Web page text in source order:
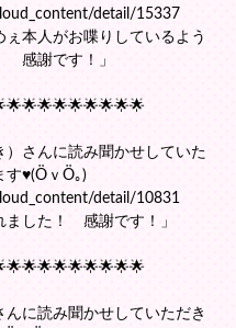
detail/15337
ぇ本人がお喋りしているよう
感謝です！」
さんに読み聞かせしていた
す♥(ӦｖӦ｡)
detail/10831
ました！ 感謝です！」
に読み聞かせしていただき